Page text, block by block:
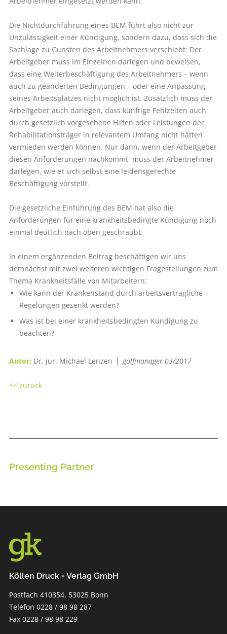
Die Nichtdurchführung eines BEM führt also nicht zur
Unzulässigkeit einer Kündigung, sondern dazu, dass sich die
Sachlage zu Gunsten des Arbeitnehmers verschiebt: Der
Arbeitgeber muss im Einzelnen darlegen und beweisen,
dass eine Weiterbeschäftigung des Arbeitnehmers – wenn
auch zu geänderten Bedingungen – oder eine Anpassung
seines Arbeitsplatzes nicht möglich ist. Zusätzlich muss der
Arbeitgeber auch darlegen, dass künftige Fehlzeiten auch
durch gesetzlich vorgesehene Hilfen oder Leistungen der
Rehabilitationsträger in relevantem Umfang nicht hätten
vermieden werden können. Nur dann, wenn der Arbeitgeber
diesen Anforderungen nachkommt, muss der Arbeitnehmer
darlegen, wie er sich selbst eine leidensgerechte
Beschäftigung vorstellt.
Die gesetzliche Einführung des BEM hat also die
Anforderungen für eine krankheitsbedingte Kündigung noch
einmal deutlich nach oben geschraubt.
In einem ergänzenden Beitrag beschäftigen wir uns
demnächst mit zwei weiteren wichtigen Fragestellungen zum
Thema Krankheitsfälle von Mitarbeitern:
Wie kann der Krankenstand durch arbeitsvertragliche
Regelungen gesenkt werden?
Was ist bei einer krankheitsbedingten Kündigung zu
beachten?
Autor: Dr. jur. Michael Lenzen ❘ golfmanager 03/2017
<< zurück
Presenting Partner
Köllen Druck + Verlag GmbH
Postfach 410354, 53025 Bonn
Telefon 0228 / 98 98 287
Fax 0228 / 98 98 229